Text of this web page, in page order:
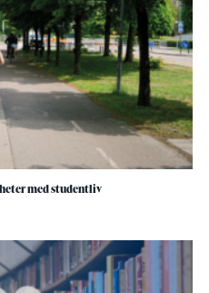
med studentliv